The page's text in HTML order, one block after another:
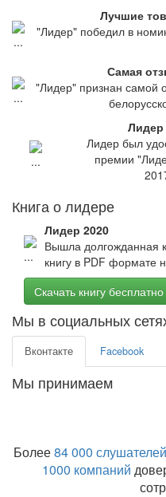
Лучшие
"Лидер" победил в
Самая
"Лидер" признан самой
Лидер
Лидер был
премии
Книга о лидере
Лидер 2020
Вышла долгожданная
книгу в PDF формате
Скачать книгу бесплатно
Мы в социальных
Вконтакте Facebook
Мы принимаем
Более84 000 слушателей
1000 компаний